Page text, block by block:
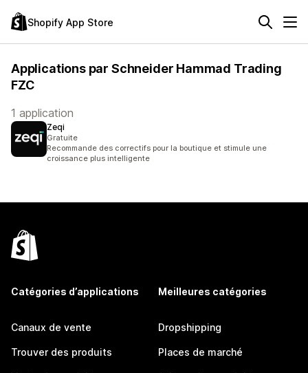
Shopify App Store
Applications par Schneider Hammad Trading
FZC
1 application
Zeqi
Gratuite
Recommande des correctifs pour la boutique et stimule une
croissance plus intelligente
Catégories d’applications
Canaux de vente
Trouver des produits
Meilleures catégories
Dropshipping
Places de marché